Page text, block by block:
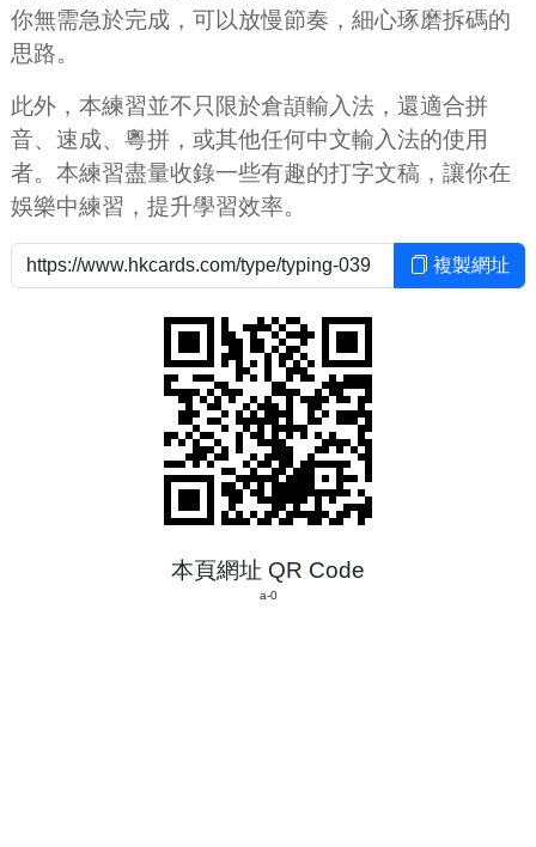
你無需急於完成，可以放慢節奏，細心琢磨拆碼的
思路。
此外，本練習並不只限於倉頡輸入法，還適合拼
音、速成、粵拼，或其他任何中文輸入法的使用
者。本練習盡量收錄一些有趣的打字文稿，讓你在
娛樂中練習，提升學習效率。
複製網址
本頁網址 QR Code
a-0